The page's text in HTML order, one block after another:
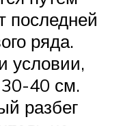
последней
ряда.
условии,
40 см.
разбег